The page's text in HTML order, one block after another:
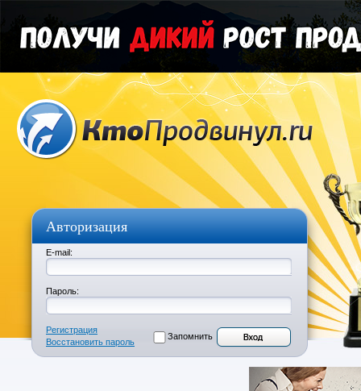
Авторизация
E-mail:
Пароль:
Регистрация
Восстановить пароль
Запомнить